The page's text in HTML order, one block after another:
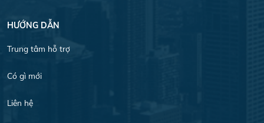
HƯỚNG DẪN
Trung tâm hỗ trợ
Có gì mới
Liên hệ